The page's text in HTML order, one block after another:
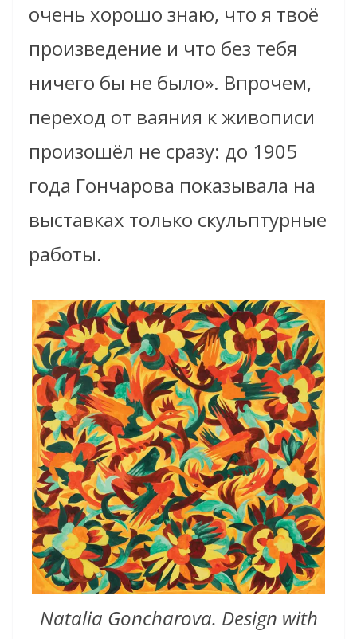
очень хорошо знаю, что я твоё
произведение и что без тебя
ничего бы не было». Впрочем,
переход от ваяния к живописи
произошёл не сразу: до 1905
года Гончарова показывала на
выставках только скульптурные
работы.
Natalia Goncharova. Design with